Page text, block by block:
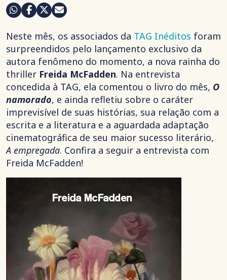
Neste mês, os associados da TAG Inéditos foram
surpreendidos pelo lançamento exclusivo da
autora fenômeno do momento, a nova rainha do
thriller Freida McFadden. Na entrevista
concedida à TAG, ela comentou o livro do mês, O
namorado, e ainda refletiu sobre o caráter
imprevisível de suas histórias, sua relação com a
escrita e a literatura e a aguardada adaptação
cinematográfica de seu maior sucesso literário,
A empregada. Confira a seguir a entrevista com
Freida McFadden!